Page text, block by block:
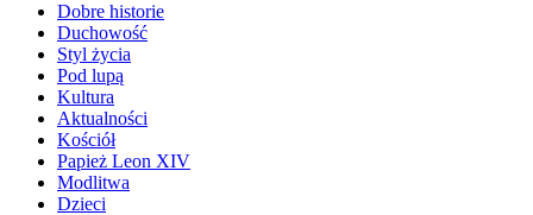
Dobre historie
Duchowość
Styl życia
Pod lupą
Kultura
Aktualności
Kościół
Papież Leon XIV
Modlitwa
Dzieci